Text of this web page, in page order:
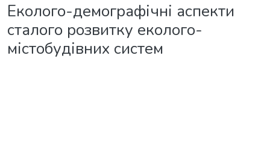
Еколого-демографічні аспекти
сталого розвитку еколого-
містобудівних систем